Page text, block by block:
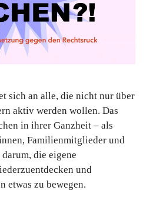
sich an alle, die nicht nur über
aktiv werden wollen. Das
in ihrer Ganzheit – als
Familienmitglieder und
die eigene
und
etwas zu bewegen.